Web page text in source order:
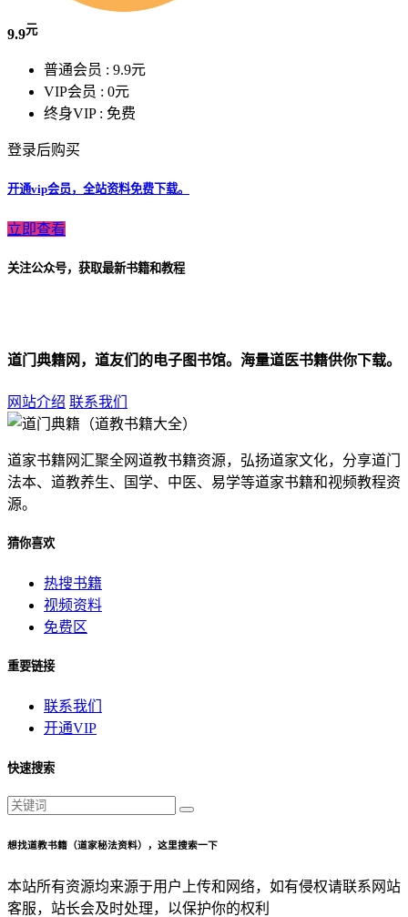
9.9元
普通会员 : 9.9元
VIP会员 : 0元
终身VIP : 免费
登录后购买
开通vip会员，全站资料免费下载。
立即查看
关注公众号，获取最新书籍和教程
道门典籍网，道友们的电子图书馆。海量道医书籍供你下载。
网站介绍 联系我们
道家书籍网汇聚全网道教书籍资源，弘扬道家文化，分享道门
法本、道教养生、国学、中医、易学等道家书籍和视频教程资
源。
猜你喜欢
热搜书籍
视频资料
免费区
重要链接
联系我们
开通VIP
快速搜索
想找道教书籍（道家秘法资料），这里搜索一下
本站所有资源均来源于用户上传和网络，如有侵权请联系网站
客服，站长会及时处理，以保护你的权利